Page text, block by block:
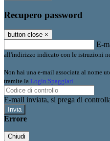
Recupero password
button close ×
E-
all'indirizzo indicato con le istruzioni
Non hai una e-mail associata al nome
tramite la Login Spaggiari
E-mail inviata, si prega di
Errore
Chiudi